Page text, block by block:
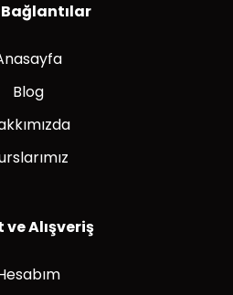
Bağlantılar
Blog
ve Alışveriş